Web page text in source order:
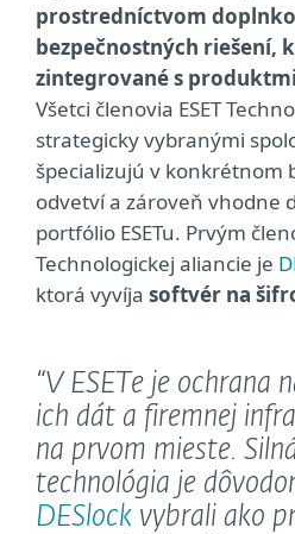
prostredníctvom
bezpečnostných riešení,
zintegrované s produktmi
Všetci členovia ESET
strategicky vybranými
špecializujú v konkrétnom
odvetví a zároveň vhodne
portfólio ESETu. Prvým
Technologickej aliancie je
ktorá vyvíja softvér na
“V ESETe je ochrana
ich dát a firemnej
na prvom mieste.
technológia je
DESlock vybrali ako